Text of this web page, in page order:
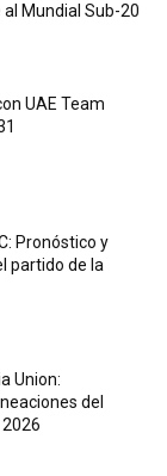
Mundial Sub-20
UAE Team
Pronóstico y
partido de la
Union:
del